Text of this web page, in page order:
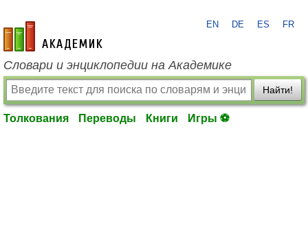
academic.ru
EN DE ES FR
Словари и энциклопедии на Академике
Найти!
Толкования Переводы Книги Игры ⚽